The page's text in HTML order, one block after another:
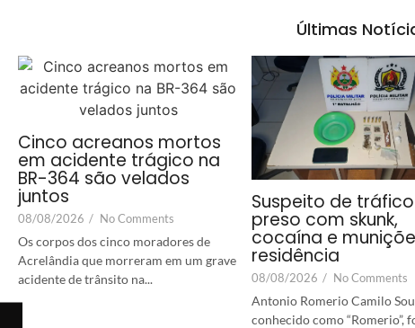
Últimas
Cinco acreanos mortos
em acidente trágico na
BR-364 são velados
juntos
08/08/2026 / No Comments
Os corpos dos cinco moradores de
Acrelândia que morreram em um grave
acidente de trânsito na...
Suspeito de
preso com skunk,
cocaína e
residência
08/08/2026 / No Comments
Antonio Romerio Camilo
conhecido como “Romerio”,